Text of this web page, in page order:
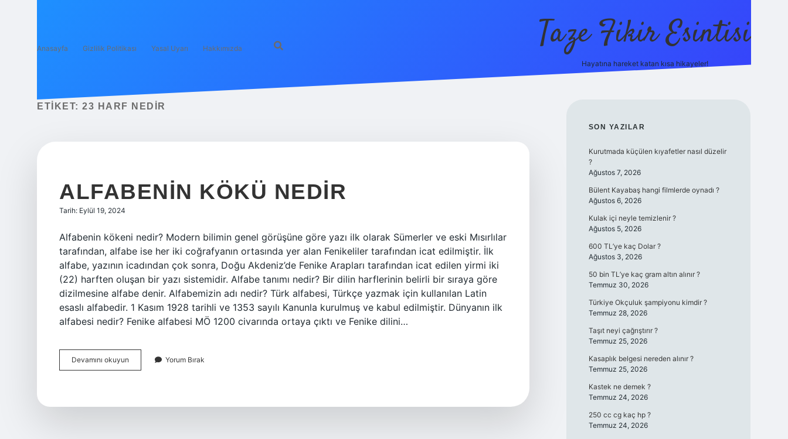
Anasayfa Gizlilik Politikası Yasal Uyarı Hakkımızda Taze Fikir Esintisi
Hayatına hareket katan kısa hikayeler!
ETIKET: 23 HARF NEDIR
ALFABENIN KÖKÜ NEDIR
Tarih: Eylül 19, 2024
Alfabenin kökeni nedir? Modern bilimin genel görüşüne göre yazı ilk olarak Sümerler ve eski Mısırlılar
tarafından, alfabe ise her iki coğrafyanın ortasında yer alan Fenikeliler tarafından icat edilmiştir. İlk
alfabe, yazının icadından çok sonra, Doğu Akdeniz’de Fenike Arapları tarafından icat edilen yirmi iki
(22) harften oluşan bir yazı sistemidir. Alfabe tanımı nedir? Bir dilin harflerinin belirli bir sıraya göre
dizilmesine alfabe denir. Alfabemizin adı nedir? Türk alfabesi, Türkçe yazmak için kullanılan Latin
esaslı alfabedir. 1 Kasım 1928 tarihli ve 1353 sayılı Kanunla kurulmuş ve kabul edilmiştir. Dünyanın ilk
alfabesi nedir? Fenike alfabesi MÖ 1200 civarında ortaya çıktı ve Fenike dilini…
Devamını okuyun Alfabenin
Kökü
Yorum Bırak
SIDEBAR
SON YAZILAR
Kurutmada küçülen kıyafetler nasıl düzelir
?
Ağustos 7, 2026
Bülent Kayabaş hangi filmlerde oynadı ?
Ağustos 6, 2026
Kulak içi neyle temizlenir ?
Ağustos 5, 2026
600 TL’ye kaç Dolar ?
Ağustos 3, 2026
50 bin TL’ye kaç gram altın alınır ?
Temmuz 30, 2026
Türkiye Okçuluk şampiyonu kimdir ?
Temmuz 28, 2026
Taşıt neyi çağrıştırır ?
Temmuz 25, 2026
Kasaplık belgesi nereden alınır ?
Temmuz 25, 2026
Kastek ne demek ?
Temmuz 24, 2026
250 cc cg kaç hp ?
Temmuz 24, 2026